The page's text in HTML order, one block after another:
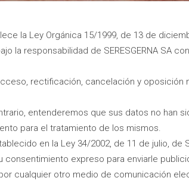
la Ley Orgánica 15/1999, de 13 de
la responsabilidad de SERESGERNA SA
rectificación, cancelación y oposición
entenderemos que sus datos no han
para el tratamiento de los mismos.
en la Ley 34/2002, de 11 de julio,
consentimiento expreso para enviarle
cualquier otro medio de comunicación